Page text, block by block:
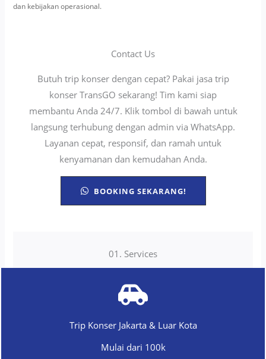
dan kebijakan operasional.
Contact Us
Butuh trip konser dengan cepat? Pakai jasa trip
konser TransGO sekarang! Tim kami siap
membantu Anda 24/7. Klik tombol di bawah untuk
langsung terhubung dengan admin via WhatsApp.
Layanan cepat, responsif, dan ramah untuk
kenyamanan dan kemudahan Anda.
BOOKING SEKARANG!
01. Services
Trip Konser Jakarta & Luar Kota
Mulai dari 100k